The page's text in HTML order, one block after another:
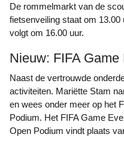
De rommelmarkt van de scouting is van 09.00 tot 16.00 uur. De
fietsenveiling staat om
volgt om 16.00 uur.
Nieuw: FIFA
Naast de vertrouwde onderdelen zijn er dit jaar ook nieuwe
activiteiten. Mariëtte Stam
en wees onder meer op het
Podium. Het FIFA Game
Open Podium vindt plaats